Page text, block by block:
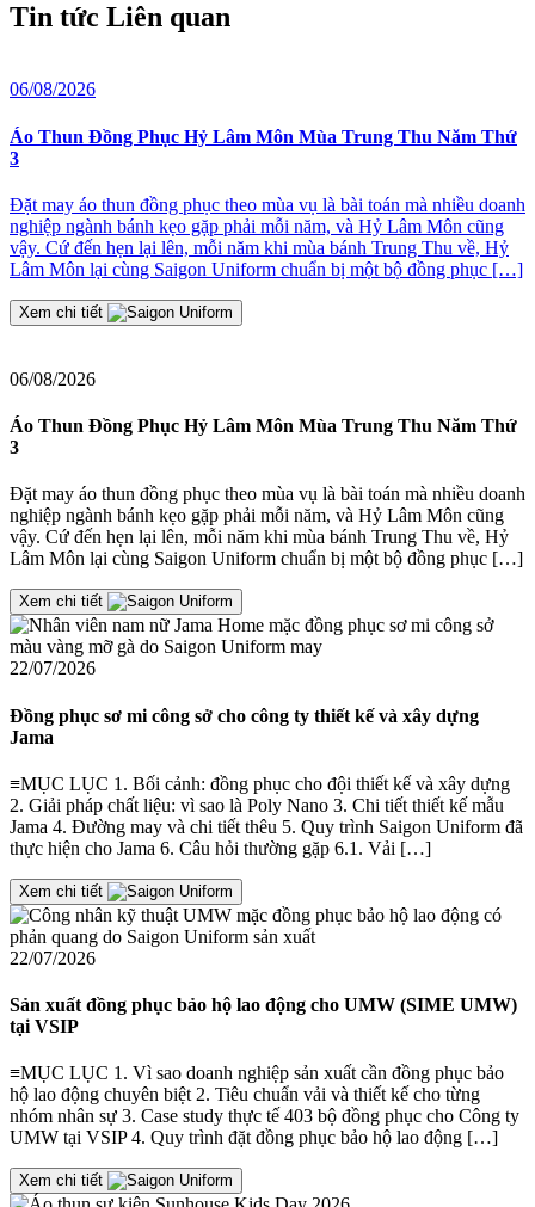
Tin tức Liên quan
06/08/2026
Áo Thun Đồng Phục Hỷ Lâm Môn Mùa Trung Thu Năm Thứ
3
Đặt may áo thun đồng phục theo mùa vụ là bài toán mà nhiều doanh
nghiệp ngành bánh kẹo gặp phải mỗi năm, và Hỷ Lâm Môn cũng
vậy. Cứ đến hẹn lại lên, mỗi năm khi mùa bánh Trung Thu về, Hỷ
Lâm Môn lại cùng Saigon Uniform chuẩn bị một bộ đồng phục […]
Xem chi tiết
06/08/2026
Áo Thun Đồng Phục Hỷ Lâm Môn Mùa Trung Thu Năm Thứ
3
Đặt may áo thun đồng phục theo mùa vụ là bài toán mà nhiều doanh
nghiệp ngành bánh kẹo gặp phải mỗi năm, và Hỷ Lâm Môn cũng
vậy. Cứ đến hẹn lại lên, mỗi năm khi mùa bánh Trung Thu về, Hỷ
Lâm Môn lại cùng Saigon Uniform chuẩn bị một bộ đồng phục […]
Xem chi tiết
22/07/2026
Đồng phục sơ mi công sở cho công ty thiết kế và xây dựng
Jama
≡MỤC LỤC 1. Bối cảnh: đồng phục cho đội thiết kế và xây dựng
2. Giải pháp chất liệu: vì sao là Poly Nano 3. Chi tiết thiết kế mẫu
Jama 4. Đường may và chi tiết thêu 5. Quy trình Saigon Uniform đã
thực hiện cho Jama 6. Câu hỏi thường gặp 6.1. Vải […]
Xem chi tiết
22/07/2026
Sản xuất đồng phục bảo hộ lao động cho UMW (SIME UMW)
tại VSIP
≡MỤC LỤC 1. Vì sao doanh nghiệp sản xuất cần đồng phục bảo
hộ lao động chuyên biệt 2. Tiêu chuẩn vải và thiết kế cho từng
nhóm nhân sự 3. Case study thực tế 403 bộ đồng phục cho Công ty
UMW tại VSIP 4. Quy trình đặt đồng phục bảo hộ lao động […]
Xem chi tiết